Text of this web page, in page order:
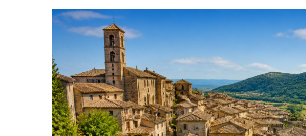
Finanças
Advertisement: Conceito,
Tipos e Estratégias para Seu
Negócio